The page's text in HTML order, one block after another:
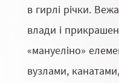
в гирлі річки.
влади і
«мануеліно»
вузлами,